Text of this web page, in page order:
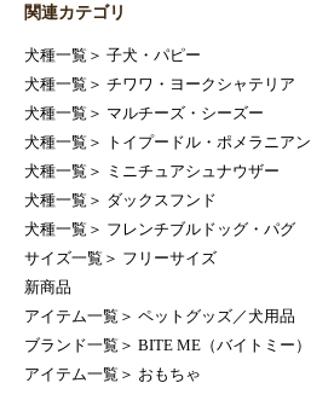
関連カテゴリ
犬種一覧 ＞ 子犬・パピー
犬種一覧 ＞ チワワ・ヨークシャテリア
犬種一覧 ＞ マルチーズ・シーズー
犬種一覧 ＞
トイプードル・ポメラニアン
犬種一覧 ＞
ミニチュアシュナウザー
犬種一覧 ＞ ダックスフンド
犬種一覧 ＞ フレンチブルドッグ・パグ
サイズ一覧 ＞ フリーサイズ
新商品
アイテム一覧 ＞ ペットグッズ／犬用品
ブランド一覧 ＞ BITE ME（バイトミー）
アイテム一覧 ＞ おもちゃ